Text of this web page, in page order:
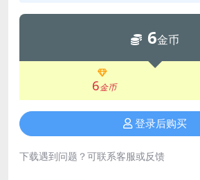
6金币
6金币
登录后购买
下载遇到问题？可联系客服或反馈